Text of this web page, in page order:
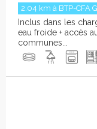
2.04 km à BTP-CFA
Inclus dans les
eau froide + accès
communes...